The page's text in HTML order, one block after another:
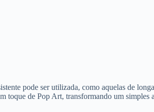
pode ser utilizada, como aquelas de
toque de Pop Art, transformando um simples